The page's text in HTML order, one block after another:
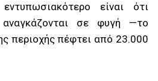
είναι ότι
σε φυγή —το
περιοχής πέφτει από 23.000